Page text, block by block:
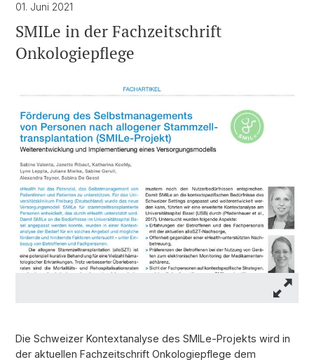
01. Juni 2021
SMILe in der Fachzeitschrift
Onkologiepflege
Die Schweizer Kontextanalyse des SMILe-Projekts wird in
der aktuellen Fachzeitschrift Onkologiepflege dem